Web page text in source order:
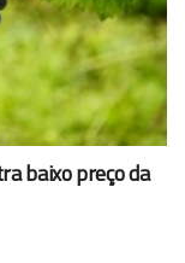
baixo preço da